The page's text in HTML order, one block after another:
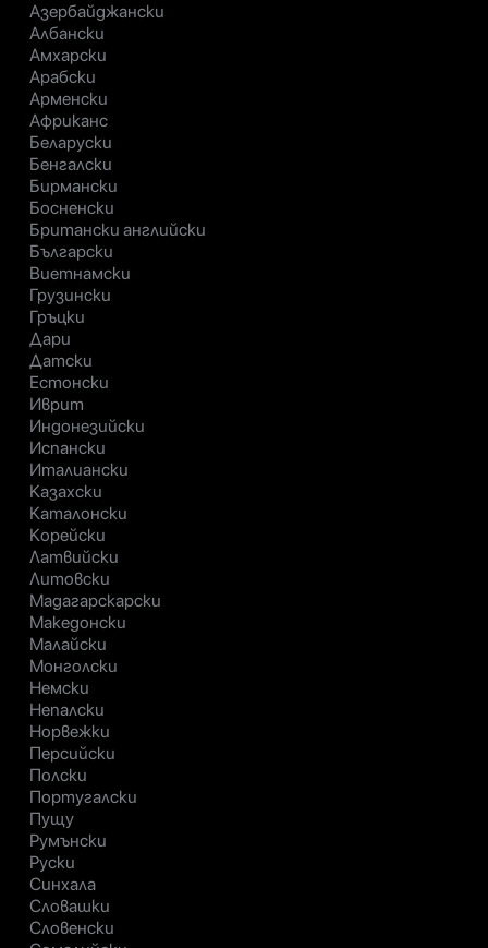
Азербайджански
Албански
Амхарски
Арабски
Арменски
Африканс
Беларуски
Бенгалски
Бирмански
Босненски
Британски английски
Български
Виетнамски
Грузински
Гръцки
Дари
Датски
Естонски
Иврит
Индонезийски
Испански
Италиански
Казахски
Каталонски
Корейски
Латвийски
Литовски
Мадагарскарски
Македонски
Малайски
Монголски
Немски
Непалски
Норвежки
Персийски
Полски
Португалски
Пущу
Румънски
Руски
Синхала
Словашки
Словенски